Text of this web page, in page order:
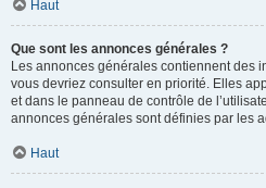
Haut
Que sont les annonces générales ?
Les annonces générales contiennent des
vous devriez consulter en priorité. Elles
et dans le panneau de contrôle de
annonces générales sont définies par les
Haut